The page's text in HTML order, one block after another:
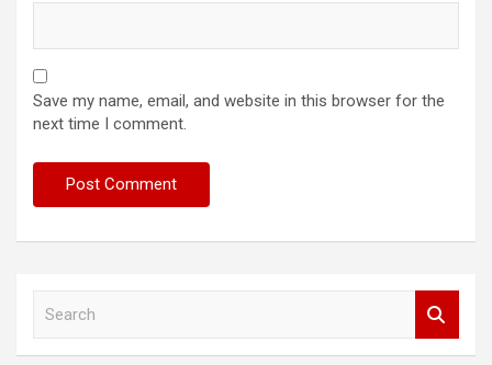
Save my name, email, and website in this browser for the
next time I comment.